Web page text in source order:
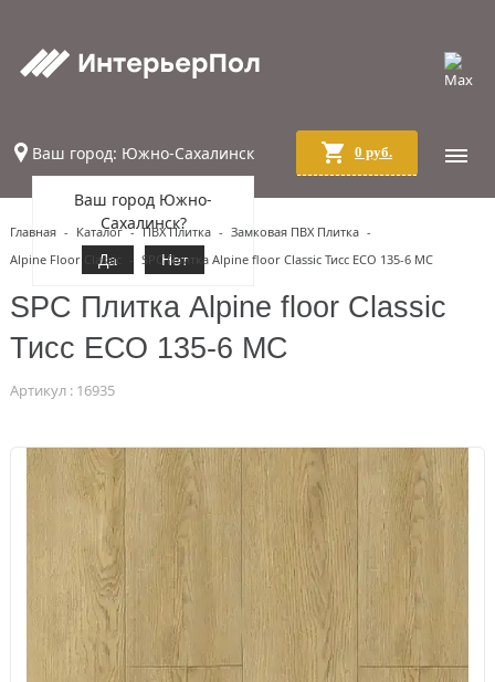
Ваш город: Южно-Сахалинск
Ваш город Южно-
Сахалинск?
Да Нет
0 руб.
Главная - Каталог - ПВХ Плитка - Замковая ПВХ Плитка -
Alpine Floor Classic
SPC Плитка Alpine floor Classic Тисс ЕСО 135-6 MC
SPC Плитка Alpine floor Classic
Тисс ЕСО 135-6 MC
Артикул : 16935